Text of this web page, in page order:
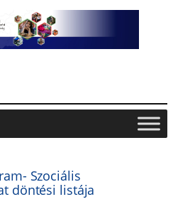
Szociális
döntési listája